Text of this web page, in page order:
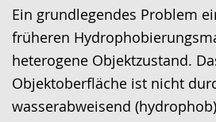
Ein grundlegendes Problem
früheren
heterogene Objektzustand.
Objektoberfläche ist nicht
wasserabweisend
Gebärdensprache
wird
angezeigt.